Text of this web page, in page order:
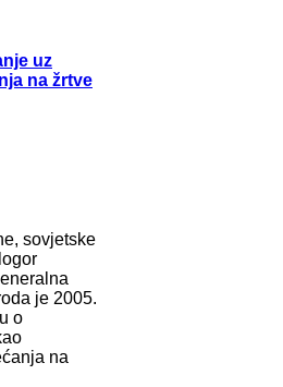
uz
na žrtve
sovjetske
je 2005.
o
na